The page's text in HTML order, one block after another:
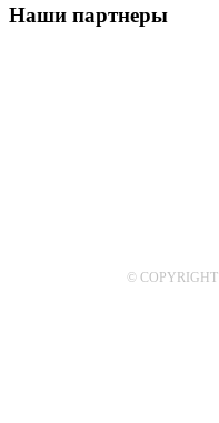
Наши партнеры
© COPYRIGHT